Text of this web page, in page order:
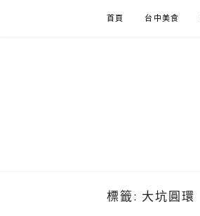
首頁 台中美食
標籤: 大坑圓環